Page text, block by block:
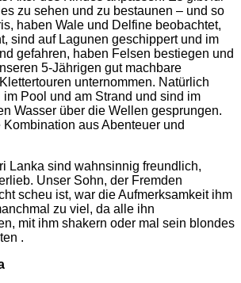
zu sehen und zu bestaunen – und so
haben Wale und Delfine beobachtet,
sind auf Lagunen geschippert und im
gefahren, haben Felsen bestiegen und
5-Jährigen gut machbare
unternommen. Natürlich
Pool und am Strand und sind im
Wasser über die Wellen gesprungen.
aus Abenteuer und
Lanka sind wahnsinnig freundlich,
Unser Sohn, der Fremden
scheu ist, war die Aufmerksamkeit ihm
zu viel, da alle ihn
mit ihm shakern oder mal sein blondes
.